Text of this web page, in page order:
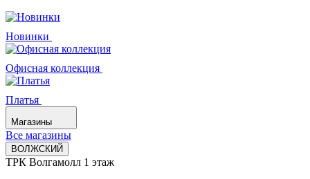
Новинки
Офисная коллекция
Платья
Магазины
Все магазины
ВОЛЖСКИЙ
ТРК Волгамолл 1 этаж